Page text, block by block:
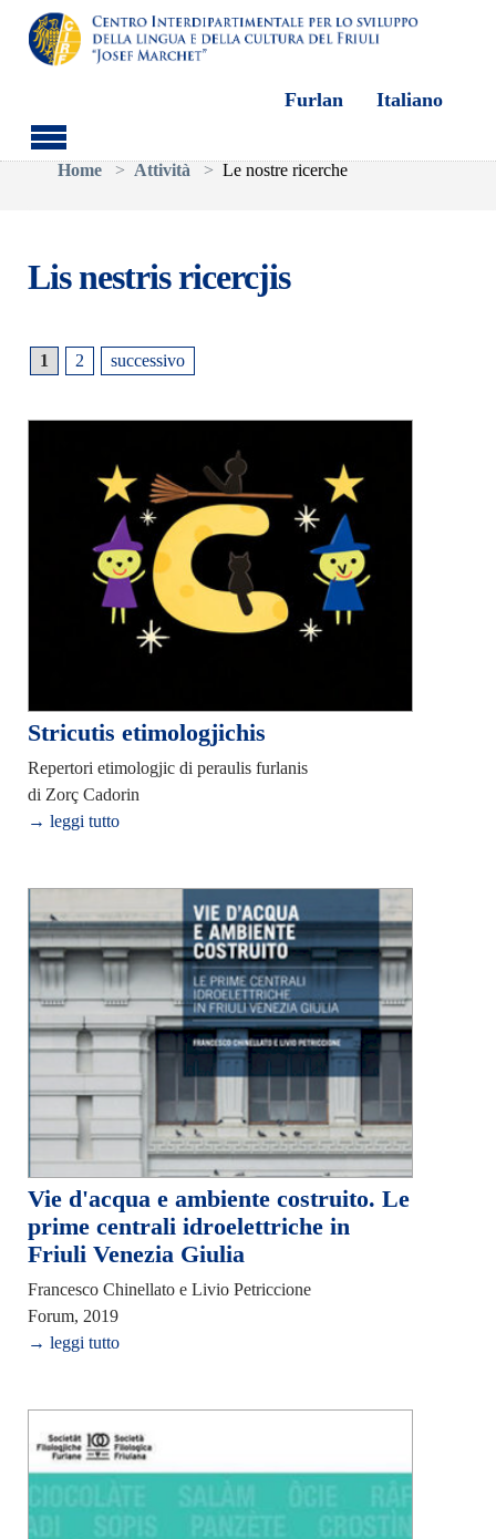
Skip to main content
Furlan Italiano
You are here:
Home
Attività Le nostre ricerche
Lis nestris ricercjis
1 2 successivo
Stricutis etimologjichis
Repertori etimologjic di peraulis furlanis
di Zorç Cadorin
→ leggi tutto
Vie d'acqua e ambiente costruito. Le
prime centrali idroelettriche in
Friuli Venezia Giulia
Francesco Chinellato e Livio Petriccione
Forum, 2019
→ leggi tutto